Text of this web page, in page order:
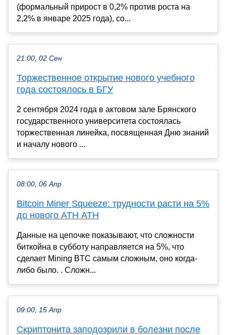
(формальный прирост в 0,2% против роста на
2,2% в январе 2025 года), со...
21:00, 02 Сен
Торжественное открытие нового учебного
года состоялось в БГУ
2 сентября 2024 года в актовом зале Брянского
государственного университета состоялась
торжественная линейка, посвященная Дню знаний
и началу нового ...
08:00, 06 Апр
Bitcoin Miner Squeeze: трудности расти на 5%
до нового ATH ATH
Данные на цепочке показывают, что сложности
биткойна в субботу направляется на 5%, что
сделает Mining BTC самым сложным, оно когда-
либо было. . Сложн...
09:00, 15 Апр
Скриптонита заподозрили в болезни после